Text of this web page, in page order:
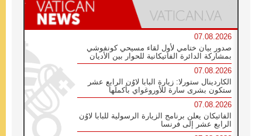
07.08.2026
صدور بيان ختامي لأول لقاء مسيحي كونفوشي
بمشاركة الدائرة الفاتيكانية للحوار بين الأديان
07.08.2026
الكاردينال ستورلا: زيارة البابا لاوُن الرابع عشر
ستكون بشرى سارة للأوروغواي بأكملها
07.08.2026
الفاتيكان يعلن برنامج الزيارة الرسولية للبابا لاوُن
الرابع عشر إلى فرنسا